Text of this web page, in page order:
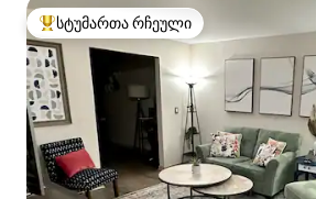
სტუმართა რჩეული მოწინავე ვარიანტი
სტუმართა რჩეული